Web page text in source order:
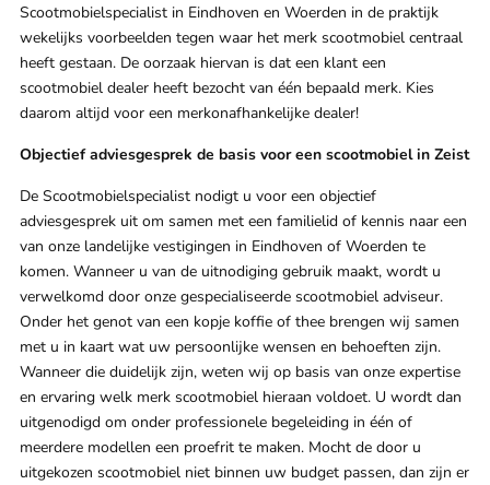
Scootmobielspecialist in Eindhoven en Woerden in de praktijk
wekelijks voorbeelden tegen waar het merk scootmobiel centraal
heeft gestaan. De oorzaak hiervan is dat een klant een
scootmobiel dealer heeft bezocht van één bepaald merk. Kies
daarom altijd voor een merkonafhankelijke dealer!
Objectief adviesgesprek de basis voor een scootmobiel in Zeist
De Scootmobielspecialist nodigt u voor een objectief
adviesgesprek uit om samen met een familielid of kennis naar een
van onze landelijke vestigingen in Eindhoven of Woerden te
komen. Wanneer u van de uitnodiging gebruik maakt, wordt u
verwelkomd door onze gespecialiseerde scootmobiel adviseur.
Onder het genot van een kopje koffie of thee brengen wij samen
met u in kaart wat uw persoonlijke wensen en behoeften zijn.
Wanneer die duidelijk zijn, weten wij op basis van onze expertise
en ervaring welk merk scootmobiel hieraan voldoet. U wordt dan
uitgenodigd om onder professionele begeleiding in één of
meerdere modellen een proefrit te maken. Mocht de door u
uitgekozen scootmobiel niet binnen uw budget passen, dan zijn er